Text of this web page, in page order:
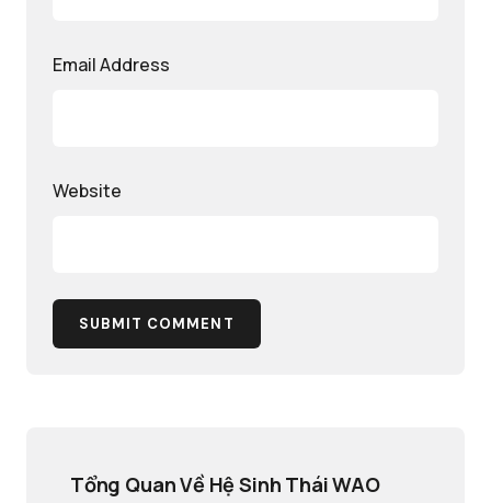
Email Address
Website
SUBMIT COMMENT
Tổng Quan Về Hệ Sinh Thái WAO